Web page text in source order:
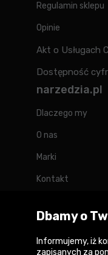
Regulamin sklepu
Opinie
Akt o Usługach
Dostępność
narzedzia.pl
Dlaczego my
O nas
Marki
Kontakt
Forum
Dbamy o
Informujemy, iż
zapisanych za